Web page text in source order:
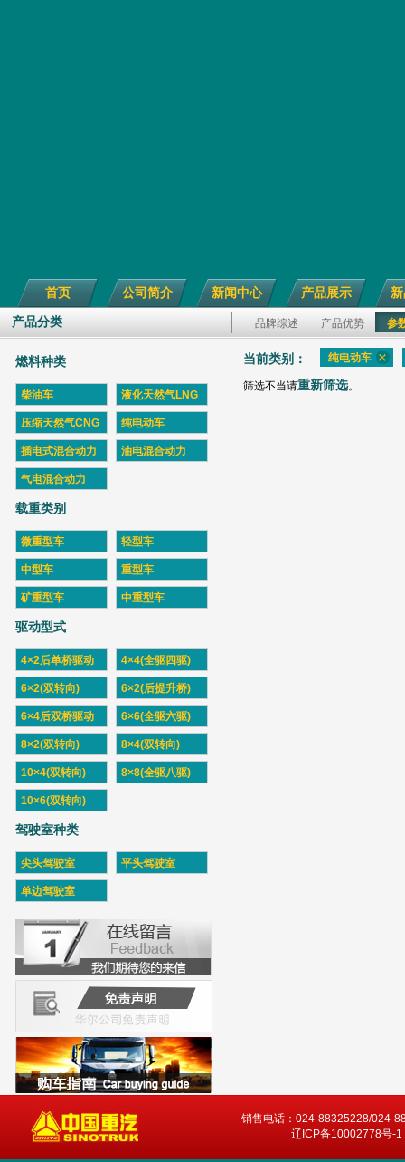
首页 公司简介 新闻中心 产品展示
产品分类 品牌综述 产品优势 参
燃料种类
柴油车 液化天然气LNG
压缩天然气CNG 纯电动车
插电式混合动力 油电混合动力
气电混合动力
载重类别
微重型车 轻型车
中型车 重型车
矿重型车 中重型车
驱动型式
4×2后单桥驱动 4×4(全驱四驱)
6×2(双转向) 6×2(后提升桥)
6×4后双桥驱动 6×6(全驱六驱)
8×2(双转向) 8×4(双转向)
10×4(双转向) 8×8(全驱八驱)
10×6(双转向)
驾驶室种类
尖头驾驶室 平头驾驶室
单边驾驶室
当前类别： 纯电动车
筛选不当请重新筛选。
销售电话：024-88325228/024-
辽ICP备10002778号-1